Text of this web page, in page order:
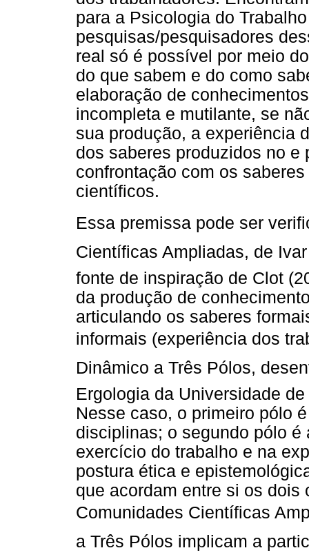
para a Psicologia do
pesquisas/pesquisadores
real só é possível por meio
do que sabem e do como
elaboração de
incompleta e mutilante, se
sua produção, a experiência
dos saberes produzidos no e
confrontação com os
científicos.
Essa premissa pode ser
Científicas Ampliadas, de
fonte de inspiração de Clot
da produção de
articulando os saberes
informais (experiência dos
Dinâmico a Três Pólos,
Ergologia da Universidade
Nesse caso, o primeiro pólo
disciplinas; o segundo pólo
exercício do trabalho e na
postura ética e
que acordam entre si os dois
Comunidades Científicas
a Três Pólos implicam a